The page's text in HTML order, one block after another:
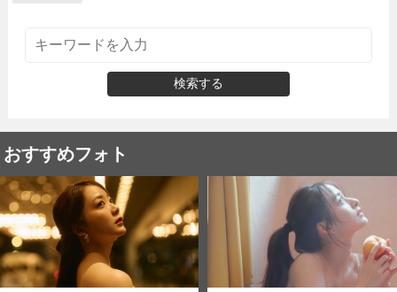
検索する
おすすめフォト